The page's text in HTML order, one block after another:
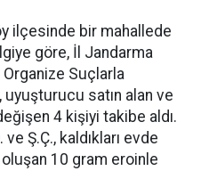
ilçesinde bir mahallede
göre, İl Jandarma
Organize Suçlarla
satın alan ve
4 kişiyi takibe aldı.
ve Ş.Ç., kaldıkları evde
10 gram eroinle